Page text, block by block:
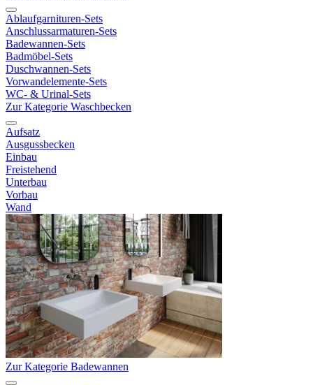
Ablaufgarnituren-Sets
Anschlussarmaturen-Sets
Badewannen-Sets
Badmöbel-Sets
Duschwannen-Sets
Vorwandelemente-Sets
WC- & Urinal-Sets
Zur Kategorie Waschbecken
Aufsatz
Ausgussbecken
Einbau
Freistehend
Unterbau
Vorbau
Wand
Zur Kategorie Badewannen